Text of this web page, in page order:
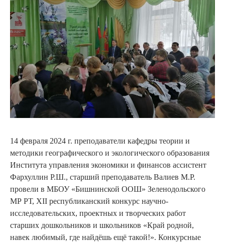
14 февраля 2024 г. преподаватели кафедры теории и
методики географического и экологического образования
Института управления экономики и финансов ассистент
Фархуллин Р.Ш., старший преподаватель Валиев М.Р.
провели в МБОУ «Бишнинской ООШ» Зеленодольского
МР РТ, XII республиканский конкурс научно-
исследовательских, проектных и творческих работ
старших дошкольников и школьников «Край родной,
навек любимый, где найдёшь ещё такой!». Конкурсные